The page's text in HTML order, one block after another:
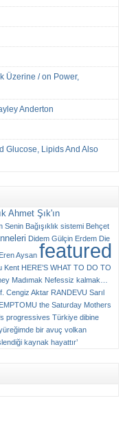
Üzerine / on Power,
Anderton
Glucose, Lipids And Also
Ahmet Şık'ın
Senin Bağışıklık sistemi Behçet
Didem Gülçin Erdem Die
Eren Aysan featured
Kent HERE’S WHAT TO DO TO
Madımak Nefessiz kalmak…
Cengiz Aktar RANDEVU Sarıl
the Saturday Mothers
progressives Türkiye dibine
bir avuç volkan
kaynak hayattır’